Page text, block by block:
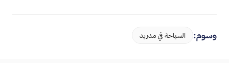
وسوم: السياحة في مدريد